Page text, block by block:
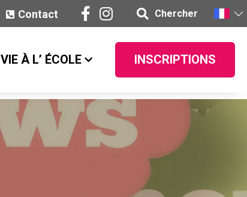
Contact Chercher
VIE À L’ ÉCOLE INSCRIPTIONS